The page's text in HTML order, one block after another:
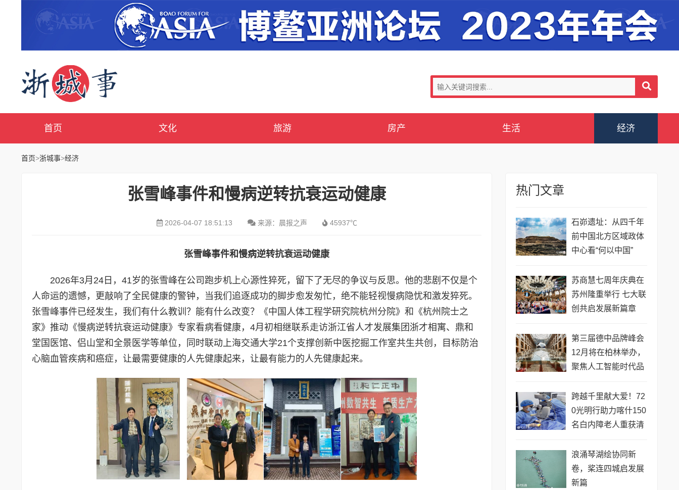
首页 文化 旅游 房产 生活 经济
首页>浙城事>经济
张雪峰事件和慢病逆转抗衰运动健康
2026-04-07 18:51:13 来源：晨报之声 45937℃
张雪峰事件和慢病逆转抗衰运动健康
2026年3月24日，41岁的张雪峰在公司跑步机上心源性猝死，留下了无尽的争议与反思。他的悲剧不仅是个
人命运的遗憾，更敲响了全民健康的警钟，当我们追逐成功的脚步愈发匆忙，绝不能轻视慢病隐忧和激发猝死。
张雪峰事件已经发生，我们有什么教训？能有什么改变？《中国人体工程学研究院杭州分院》和《杭州院士之
家》推动《慢病逆转抗衰运动健康》专家看病看健康，4月初相继联系走访浙江省人才发展集团浙才相寓、鼎和
堂国医馆、侣山堂和全景医学等单位，同时联动上海交通大学21个支撑创新中医挖掘工作室共生共创，目标防治
心脑血管疾病和癌症，让最需要健康的人先健康起来，让最有能力的人先健康起来。
热门文章
石峁遗址：从四千年
前中国北方区域政体
中心看“何以中国”
苏商慧七周年庆典在
苏州隆重举行 七大联
创共启发展新篇章
第三届德中品牌峰会
12月将在柏林举办，
聚焦人工智能时代品
跨越千里献大爱！72
0光明行助力喀什150
名白内障老人重获清
浪涌琴湖绘协同新
卷，桨连四城启发展
新篇